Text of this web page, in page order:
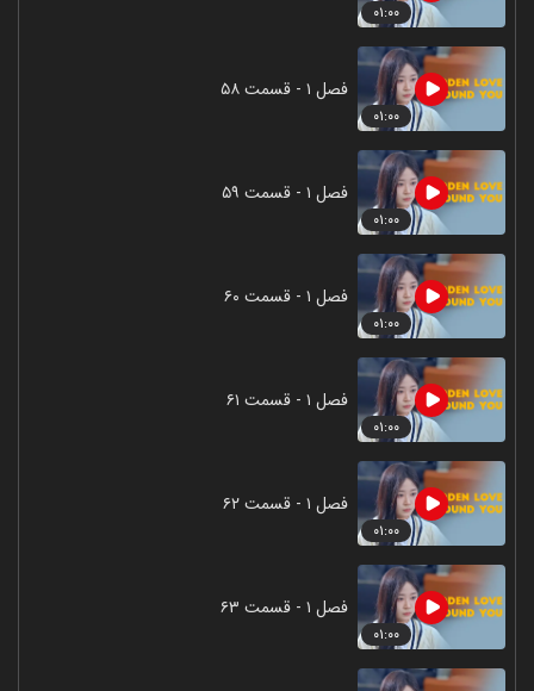
۰۱:۰۰
۰۱:۰۰
فصل ۱ - قسمت ۵۸
۰۱:۰۰
فصل ۱ - قسمت ۵۹
۰۱:۰۰
فصل ۱ - قسمت ۶۰
۰۱:۰۰
فصل ۱ - قسمت ۶۱
۰۱:۰۰
فصل ۱ - قسمت ۶۲
۰۱:۰۰
فصل ۱ - قسمت ۶۳